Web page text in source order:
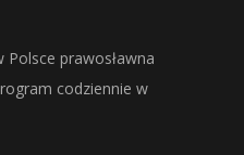
prawosławna
codziennie w